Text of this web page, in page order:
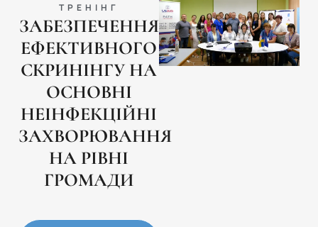
ТРЕНІНГ
ЗАБЕЗПЕЧЕННЯ
ЕФЕКТИВНОГО
СКРИНІНГУ НА
ОСНОВНІ
НЕІНФЕКЦІЙНІ
ЗАХВОРЮВАННЯ
НА РІВНІ
ГРОМАДИ